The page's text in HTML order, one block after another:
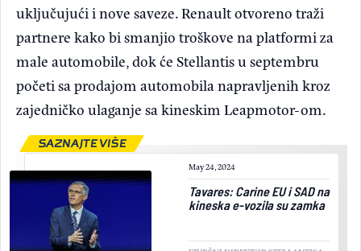
uključujući i nove saveze. Renault otvoreno traži
partnere kako bi smanjio troškove na platformi za
male automobile, dok će Stellantis u septembru
početi sa prodajom automobila napravljenih kroz
zajedničko ulaganje sa kineskim Leapmotor-om.
May 24, 2024
Tavares: Carine EU i SAD na
kineska e-vozila su zamka
SAZNAJTE VIŠE